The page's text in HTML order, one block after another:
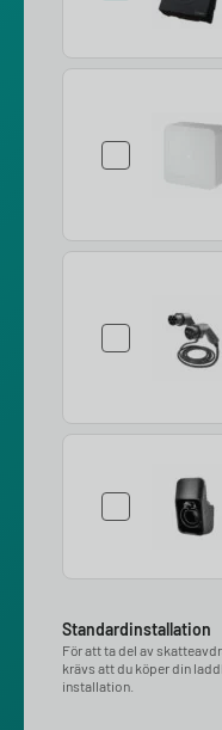
Standardinstallation
För att ta del av
krävs att du köper din
installation.